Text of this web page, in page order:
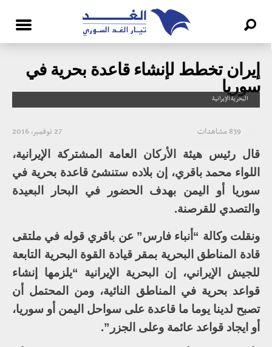
إيران تخطط لإنشاء قاعدة بحرية في
سوريا
البحرية الإيرانية
27 نوفمبر، 2016 839 مشاهدات
قال رئيس هيئة الأركان العامة المشتركة الإيرانية،
اللواء محمد باقري، إن بلاده ستنشئ قاعدة بحرية في
سوريا أو اليمن بهدف الحضور في البحار البعيدة
والتصدي للقرصنة.
ونقلت وكالة “أنباء فارس” عن باقري قوله في ملتقى
قادة المناطق البحرية بمقر قيادة القوة البحرية التابعة
للجيش الإيراني، إن البحرية الإيرانية “يلزمها إنشاء
قواعد بحرية في المناطق النائية، ومن المحتمل أن
تصبح لدينا يوما ما قاعدة على سواحل اليمن أو سوريا،
أو ايجاد قواعد عائمة وعلى الجزر”.